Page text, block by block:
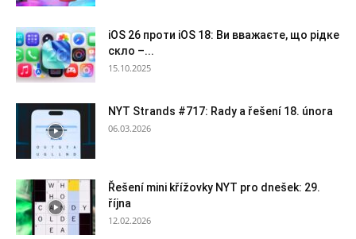
iOS 26 проти iOS 18: Ви вважаєте, що рідке
скло –...
15.10.2025
NYT Strands #717: Rady a řešení 18. února
06.03.2026
Řešení mini křížovky NYT pro dnešek: 29.
října
12.02.2026